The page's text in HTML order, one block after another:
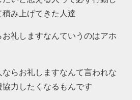
み上げてきた人達
礼しますなんていうのはアホ
らお礼しますなんて言われな
協力したくなるもんです